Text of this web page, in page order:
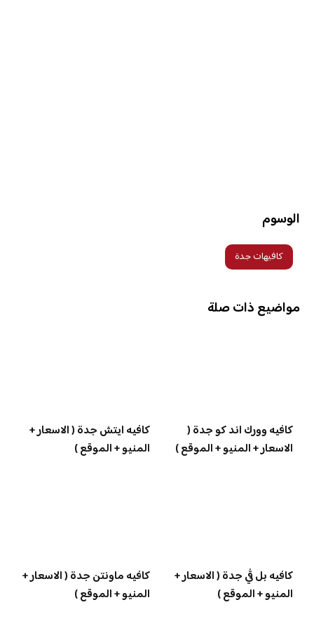
الوسوم
كافيهات جدة
مواضيع ذات صلة
كافيه وورك اند كو جدة (
الاسعار + المنيو + الموقع )
كافيه ايتش جدة ( الاسعار +
المنيو + الموقع )
كافيه بل ڤي جدة ( الاسعار +
المنيو + الموقع )
كافيه ماونتن جدة ( الاسعار +
المنيو + الموقع )